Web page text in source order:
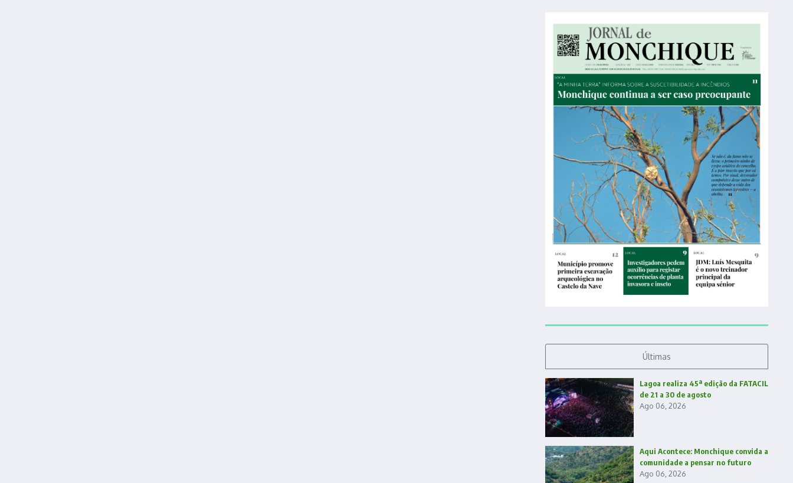
Últimas
Lagoa realiza 45ª edição da FATACIL
de 21 a 30 de agosto
Ago 06, 2026
Aqui Acontece: Monchique convida a
comunidade a pensar no futuro
Ago 06, 2026